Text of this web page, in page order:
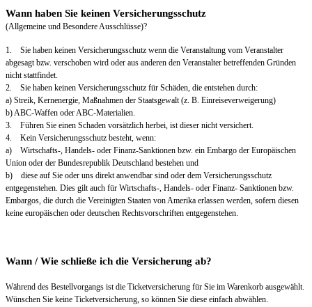
Wann haben Sie keinen Versicherungsschutz
(Allgemeine und Besondere Ausschlüsse)?
1. Sie haben keinen Versicherungsschutz wenn die Veranstaltung vom Veranstalter
abgesagt bzw. verschoben wird oder aus anderen den Veranstalter betreffenden Gründen
nicht stattfindet.
2. Sie haben keinen Versicherungsschutz für Schäden, die entstehen durch:
a) Streik, Kernenergie, Maßnahmen der Staatsgewalt (z. B. Einreiseverweigerung)
b) ABC-Waffen oder ABC-Materialien.
3. Führen Sie einen Schaden vorsätzlich herbei, ist dieser nicht versichert.
4. Kein Versicherungsschutz besteht, wenn:
a) Wirtschafts-, Handels- oder Finanz-Sanktionen bzw. ein Embargo der Europäischen
Union oder der Bundesrepublik Deutschland bestehen und
b) diese auf Sie oder uns direkt anwendbar sind oder dem Versicherungsschutz
entgegenstehen. Dies gilt auch für Wirtschafts-, Handels- oder Finanz- Sanktionen bzw.
Embargos, die durch die Vereinigten Staaten von Amerika erlassen werden, sofern diesen
keine europäischen oder deutschen Rechtsvorschriften entgegenstehen.
Wann / Wie schließe ich die Versicherung ab?
Während des Bestellvorgangs ist die Ticketversicherung für Sie im Warenkorb ausgewählt.
Wünschen Sie keine Ticketversicherung, so können Sie diese einfach abwählen.